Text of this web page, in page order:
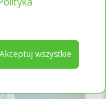
Akceptuj wszystkie